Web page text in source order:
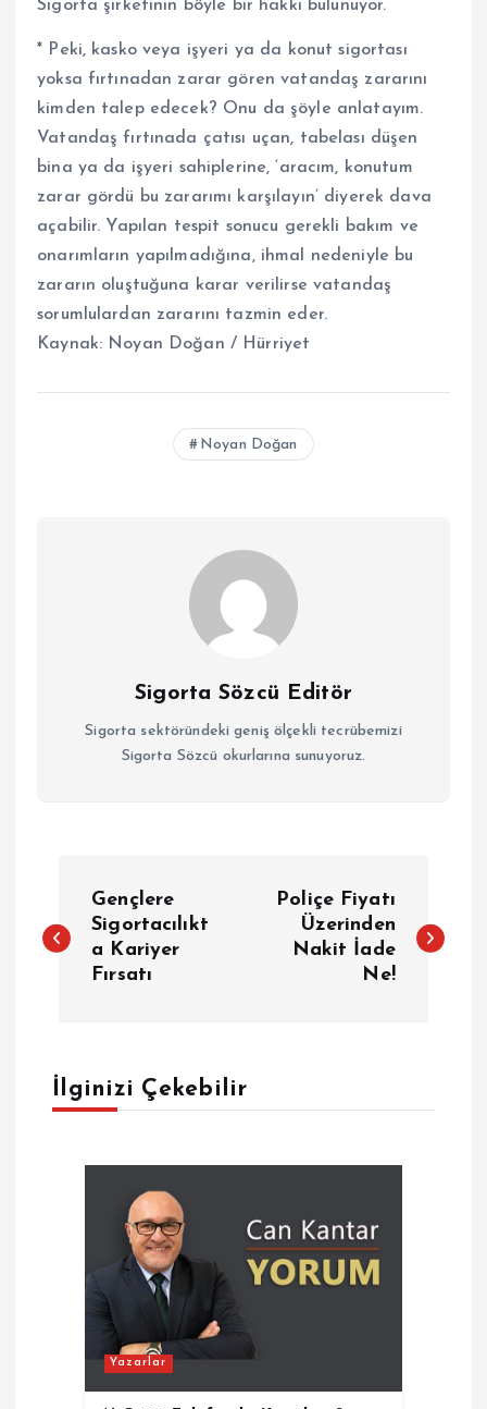
Sigorta şirketinin böyle bir hakkı bulunuyor.
* Peki, kasko veya işyeri ya da konut sigortası
yoksa fırtınadan zarar gören vatandaş zararını
kimden talep edecek? Onu da şöyle anlatayım.
Vatandaş fırtınada çatısı uçan, tabelası düşen
bina ya da işyeri sahiplerine, ‘aracım, konutum
zarar gördü bu zararımı karşılayın’ diyerek dava
açabilir. Yapılan tespit sonucu gerekli bakım ve
onarımların yapılmadığına, ihmal nedeniyle bu
zararın oluştuğuna karar verilirse vatandaş
sorumlulardan zararını tazmin eder.
Kaynak: Noyan Doğan / Hürriyet
Noyan Doğan
Sigorta Sözcü Editör
Sigorta sektöründeki geniş ölçekli tecrübemizi
Sigorta Sözcü okurlarına sunuyoruz.
a
g
Gençlere
Sigortacılıkt
a Kariyer
Fırsatı
Poliçe Fiyatı
Üzerinden
Nakit İade
Ne!
İlginizi Çekebilir
Yazarlar